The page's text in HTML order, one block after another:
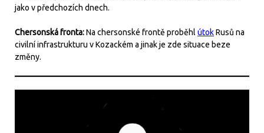
jako v předchozích dnech.
Chersonská fronta:Na chersonské frontě proběhl útokRusů na
civilní infrastrukturu v Kozackém a jinak je zde situace beze
změny.